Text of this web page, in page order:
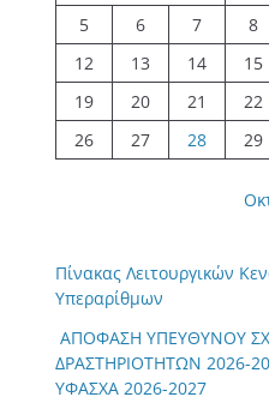
5
6 7 8
12
13 14 15
19
20 21 22
26
27 28 29
Πίνακας Λειτουργικών
Υπεραρίθμων
ΑΠΟΦΑΣΗ ΥΠΕΥΘΥΝΟΥ
ΔΡΑΣΤΗΡΙΟΤΗΤΩΝ 2026-
ΥΦΑΣΧΑ 2026-2027